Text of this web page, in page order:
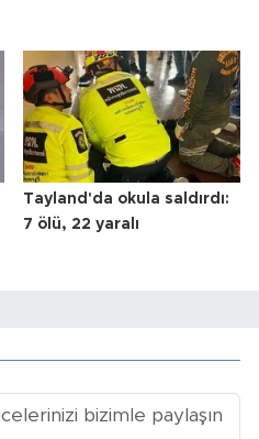
Tayland'da okula saldırdı:
7 ölü, 22 yaralı